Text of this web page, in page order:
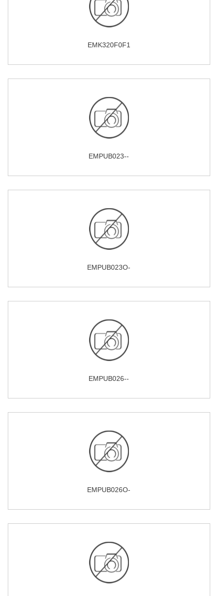
EMK320F0F1
EMPUB023--
EMPUB023O-
EMPUB026--
EMPUB026O-